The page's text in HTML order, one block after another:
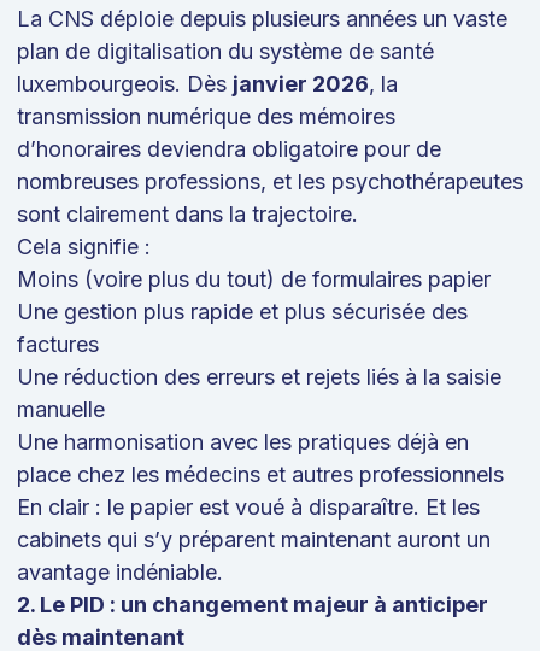
La CNS déploie depuis plusieurs années un vaste
plan de digitalisation du système de santé
luxembourgeois. Dès janvier 2026, la
transmission numérique des mémoires
d’honoraires deviendra obligatoire pour de
nombreuses professions, et les psychothérapeutes
sont clairement dans la trajectoire.
Cela signifie :
Moins (voire plus du tout) de formulaires papier
Une gestion plus rapide et plus sécurisée des
factures
Une réduction des erreurs et rejets liés à la saisie
manuelle
Une harmonisation avec les pratiques déjà en
place chez les médecins et autres professionnels
En clair : le papier est voué à disparaître. Et les
cabinets qui s’y préparent maintenant auront un
avantage indéniable.
2. Le PID : un changement majeur à anticiper
dès maintenant